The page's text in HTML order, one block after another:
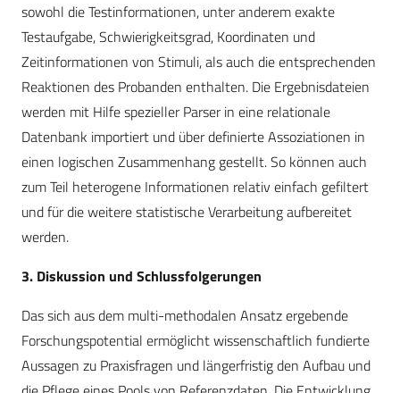
sowohl die Testinformationen, unter anderem exakte
Testaufgabe, Schwierigkeitsgrad, Koordinaten und
Zeitinformationen von Stimuli, als auch die entsprechenden
Reaktionen des Probanden enthalten. Die Ergebnisdateien
werden mit Hilfe spezieller Parser in eine relationale
Datenbank importiert und über definierte Assoziationen in
einen logischen Zusammenhang gestellt. So können auch
zum Teil heterogene Informationen relativ einfach gefiltert
und für die weitere statistische Verarbeitung aufbereitet
werden.
3. Diskussion und Schlussfolgerungen
Das sich aus dem multi-methodalen Ansatz ergebende
Forschungspotential ermöglicht wissenschaftlich fundierte
Aussagen zu Praxisfragen und längerfristig den Aufbau und